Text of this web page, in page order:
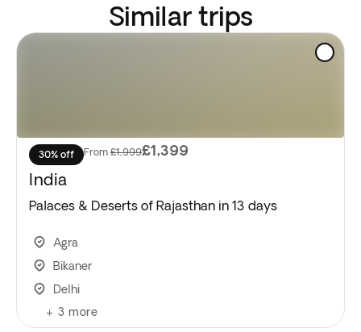
Similar trips
30% off From £1,999£1,399
India
Palaces & Deserts of Rajasthan in 13 days
Agra
Bikaner
Delhi
+ 3 more